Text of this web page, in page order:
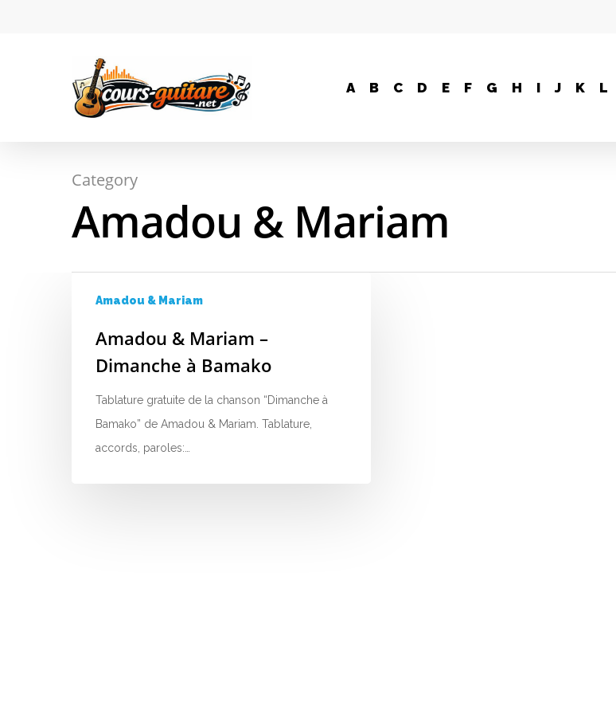
A B C D E F G H I J K L
Category
Amadou & Mariam
Amadou & Mariam
Amadou & Mariam –
Dimanche à Bamako
Tablature gratuite de la chanson “Dimanche à
Bamako” de Amadou & Mariam. Tablature,
accords, paroles:…